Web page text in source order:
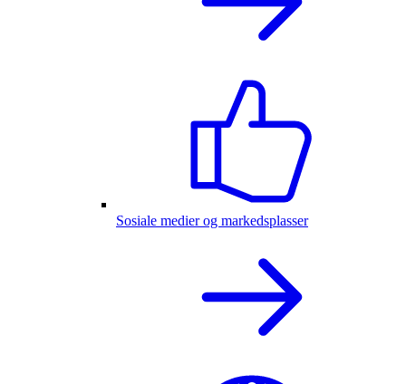
Sosiale medier og markedsplasser